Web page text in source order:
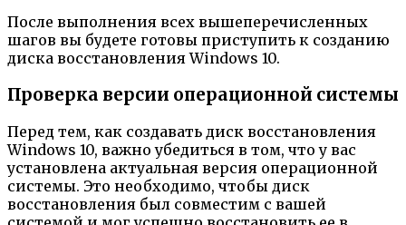
После выполнения всех вышеперечисленных
шагов вы будете готовы приступить к созданию
диска восстановления Windows 10.
Проверка версии операционной системы
Перед тем, как создавать диск восстановления
Windows 10, важно убедиться в том, что у вас
установлена актуальная версия операционной
системы. Это необходимо, чтобы диск
восстановления был совместим с вашей